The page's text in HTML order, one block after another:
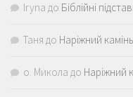
Iryna до Біблійні
Таня до Наріжний
о. Микола до Наріжний